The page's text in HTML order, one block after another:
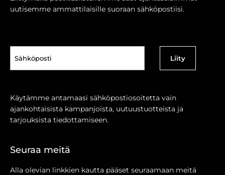
uutisemme ammattilaisille suoraan sähköpostiisi.
(Pakollinen)
Käytämme antamaasi sähköpostiosoitetta vain
ajankohtaisista kampanjoista, uutuustuotteista ja
tarjouksista tiedottamiseen.
Seuraa meitä
Alla olevian linkkien kautta pääset seuraamaan meitä